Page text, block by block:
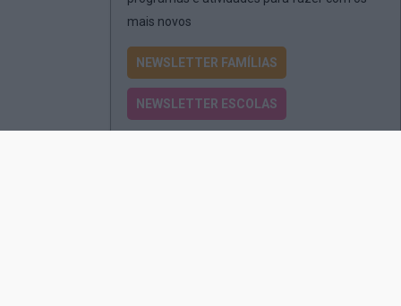
mais novos
NEWSLETTER FAMÍLIAS
NEWSLETTER ESCOLAS